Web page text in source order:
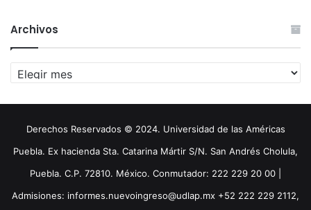
Archivos
Archivos
Derechos Reservados © 2024. Universidad de las Américas
Puebla. Ex hacienda Sta. Catarina Mártir S/N. San Andrés Cholula,
Puebla. C.P. 72810. México. Conmutador: 222 229 20 00 |
Admisiones: informes.nuevoingreso@udlap.mx +52 222 229 2112,